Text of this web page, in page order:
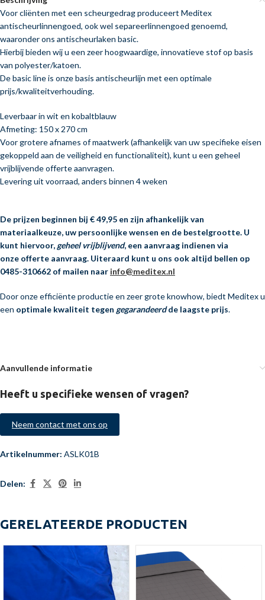
Voor cliënten met een scheurgedrag produceert Meditex
antischeurlinnengoed, ook wel separeerlinnengoed genoemd,
waaronder ons antischeurlaken basic.
Hierbij bieden wij u een zeer hoogwaardige, innovatieve stof op basis
van polyester/katoen.
De basic line is onze basis antischeurlijn met een optimale
prijs/kwaliteitverhouding.
Leverbaar in wit en kobaltblauw
Afmeting: 150 x 270 cm
Voor grotere afnames of maatwerk (afhankelijk van uw specifieke eisen
gekoppeld aan de veiligheid en functionaliteit), kunt u een geheel
vrijblijvende offerte aanvragen.
Levering uit voorraad, anders binnen 4 weken
De prijzen beginnen bij € 49,95 en zijn afhankelijk van
materiaalkeuze, uw persoonlijke wensen en de bestelgrootte. U
kunt hiervoor, geheel vrijblijvend, een aanvraag indienen via
onze offerte aanvraag. Uiteraard kunt u ons ook altijd bellen op
0485-310662 of mailen naar info@meditex.nl
Door onze efficiënte productie en zeer grote knowhow, biedt Meditex u
een optimale kwaliteit tegen gegarandeerdde laagste prijs.
Aanvullende informatie
Heeft u specifieke wensen of vragen?
Neem contact met ons op
Artikelnummer: ASLK01B
Delen:
GERELATEERDE PRODUCTEN